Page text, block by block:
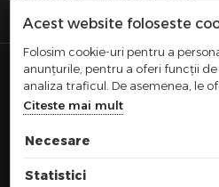
SAM DISTRIBUTION S.R.L.-
J40/10004/2002, Cod fiscal:
Dimieni, nr. 7, Bucuresti, sector 5.
standurilor, chioscurilor si pietelor
TERMENI SI CONDITII
Acest website foloseste
Folosim cookie-uri pentru a
anunțurile, pentru a oferi funcții
analiza traficul. De asemenea, le
sociale, de publicitate și de analize
modul în care folosiți site-ul
alte informații oferite de dvs. sau
Citeste mai mult
Necesare
Statistici